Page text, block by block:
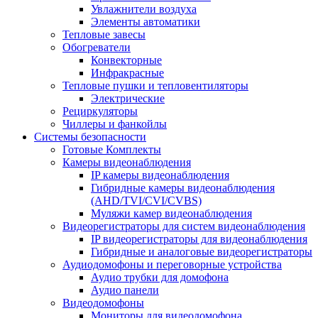
Увлажнители воздуха
Элементы автоматики
Тепловые завесы
Обогреватели
Конвекторные
Инфракрасные
Тепловые пушки и тепловентиляторы
Электрические
Рециркуляторы
Чиллеры и фанкойлы
Системы безопасности
Готовые Комплекты
Камеры видеонаблюдения
IP камеры видеонаблюдения
Гибридные камеры видеонаблюдения
(AHD/TVI/CVI/CVBS)
Муляжи камер видеонаблюдения
Видеорегистраторы для систем видеонаблюдения
IP видеорегистраторы для видеонаблюдения
Гибридные и аналоговые видеорегистраторы
Аудиодомофоны и переговорные устройства
Аудио трубки для домофона
Аудио панели
Видеодомофоны
Мониторы для видеодомофона